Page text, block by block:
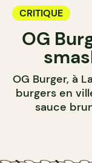
CRITIQUE
OG
OG Burger, à
burgers en
sauce